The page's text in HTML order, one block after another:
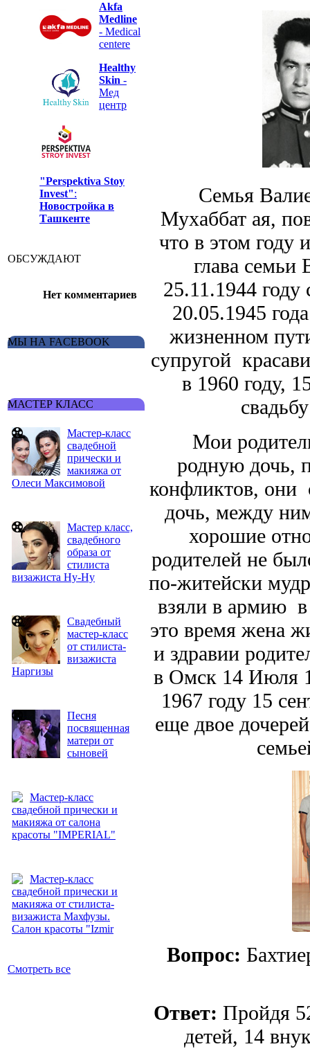
Akfa
Medline
- Medical
centere
Healthy
Skin -
Мед
центр
"Perspektiva Stoy
Invest":
Новостройка в
Ташкенте
ОБСУЖДАЮТ
Нет комментариев
МЫ НА FACEBOOK
МАСТЕР КЛАСС
Мастер-класс
свадебной
прически и
макияжа от
Олеси Максимовой
Мастер класс,
свадебного
образа от
стилиста
визажиста Ну-Ну
Свадебный
мастер-класс
от стилиста-
визажиста
Наргизы
Песня
посвященная
матери от
сыновей
Мастер-класс
свадебной прически и
макияжа от салона
красоты "IMPERIAL"
Мастер-класс
свадебной прически и
макияжа от стилиста-
визажиста Махфузы.
Салон красоты "Izmir
Смотреть все
Семья
Мухаббат ая,
что в этом году
глава семьи
25.11.1944 году
20.05.1945
жизненном
супругой
в 1960 году,
Мои
родную дочь,
конфликтов, они
дочь, между
хорошие
родителей не
по-житейски
взяли в армию в
это время жена
и здравии
в Омск 14 Июля
1967 году 15
еще двое
Вопрос:
Ответ: Пройдя
детей, 14